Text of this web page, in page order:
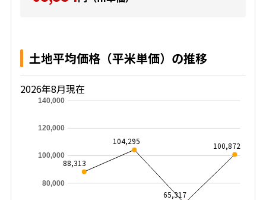
土地平均価格（平米単価）の推移
2026年8月現在
80,000
100,000
120,000
140,000
88,313
104,295
65,317
100,872